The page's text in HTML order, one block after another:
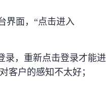
界面，“点击进入
录，重新点击登录才能进
客户的感知不太好；